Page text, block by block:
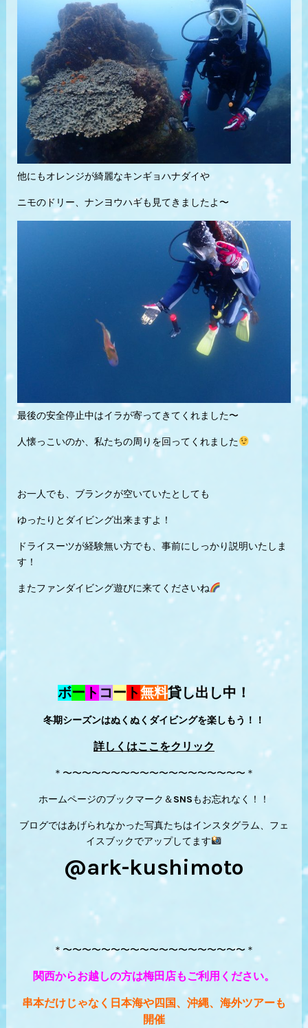
他にもオレンジが綺麗なキンギョハナダイや
ニモのドリー、ナンヨウハギも見てきましたよ〜
最後の安全停止中はイラが寄ってきてくれました〜
人懐っこいのか、私たちの周りを回ってくれました
お一人でも、ブランクが空いていたとしても
ゆったりとダイビング出来ますよ！
ドライスーツが経験無い方でも、事前にしっかり説明いたしま
す！
またファンダイビング遊びに来てくださいね
ボー ト コー ト無料貸し出し中！
冬期シーズンはぬくぬくダイビングを楽しもう！！
詳しくはここをクリック
＊〜〜〜〜〜〜〜〜〜〜〜〜〜〜〜〜〜〜〜＊
ホームページのブックマーク＆SNSもお忘れなく！！
ブログではあげられなかった写真たちはインスタグラム、フェ
イスブックでアップしてます
@ark-kushimoto
＊〜〜〜〜〜〜〜〜〜〜〜〜〜〜〜〜〜〜〜＊
関西からお越しの方は梅田店もご利用ください。
串本だけじゃなく日本海や四国、沖縄、海外ツアーも
開催